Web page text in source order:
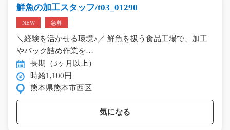
鮮魚の加工スタッフ/t03_01290
NEW 急募
＼経験を活かせる環境♪／ 鮮魚を扱う食品工場で、加工
やパック詰め作業を…
長期（3ヶ月以上）
時給1,100円
熊本県熊本市西区
気になる